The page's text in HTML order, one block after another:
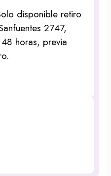
disponible retiro
2747,
horas, previa